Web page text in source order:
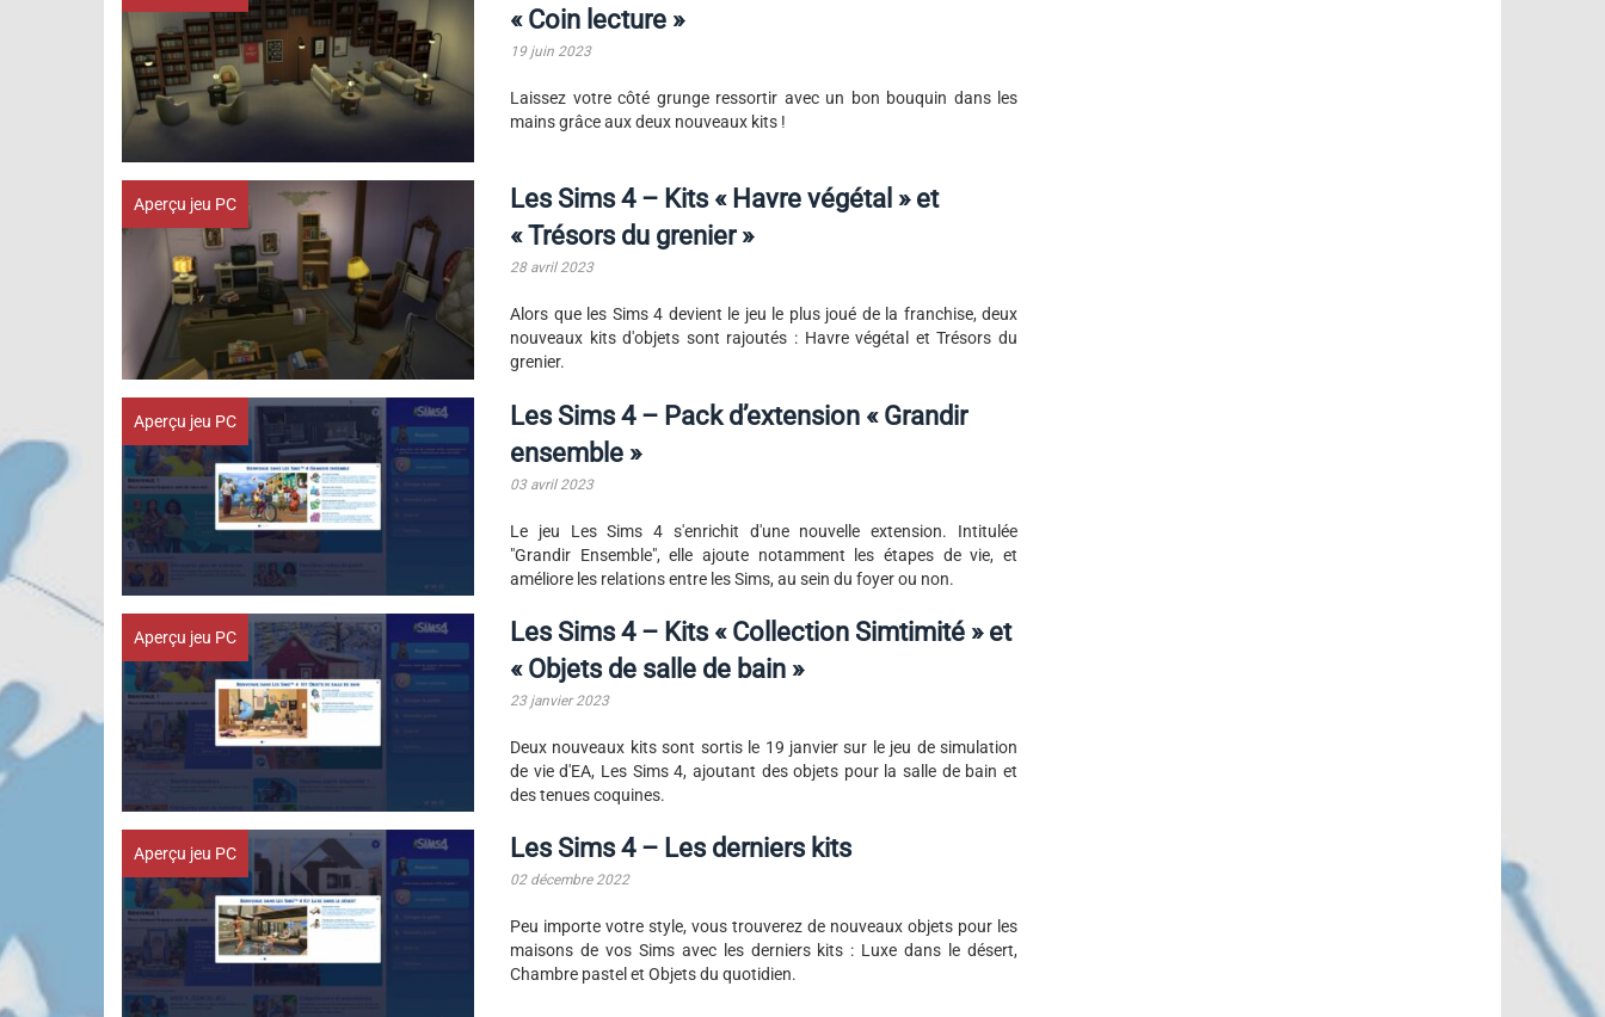
« Coin lecture »
19 juin 2023
Laissez votre côté grunge ressortir avec un bon bouquin dans les
mains grâce aux deux nouveaux kits !
Aperçu jeu PC
Les Sims 4 – Kits « Havre végétal » et
« Trésors du grenier »
28 avril 2023
Alors que les Sims 4 devient le jeu le plus joué de la franchise, deux
nouveaux kits d'objets sont rajoutés : Havre végétal et Trésors du
grenier.
Aperçu jeu PC
Les Sims 4 – Pack d’extension « Grandir
ensemble »
03 avril 2023
Le jeu Les Sims 4 s'enrichit d'une nouvelle extension. Intitulée
"Grandir Ensemble", elle ajoute notamment les étapes de vie, et
améliore les relations entre les Sims, au sein du foyer ou non.
Aperçu jeu PC
Les Sims 4 – Kits « Collection Simtimité » et
« Objets de salle de bain »
23 janvier 2023
Deux nouveaux kits sont sortis le 19 janvier sur le jeu de simulation
de vie d'EA, Les Sims 4, ajoutant des objets pour la salle de bain et
des tenues coquines.
Aperçu jeu PC Les Sims 4 – Les derniers kits
02 décembre 2022
Peu importe votre style, vous trouverez de nouveaux objets pour les
maisons de vos Sims avec les derniers kits : Luxe dans le désert,
Chambre pastel et Objets du quotidien.